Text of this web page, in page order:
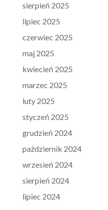
sierpień 2025
lipiec 2025
czerwiec 2025
maj 2025
kwiecień 2025
marzec 2025
luty 2025
styczeń 2025
grudzień 2024
październik 2024
wrzesień 2024
sierpień 2024
lipiec 2024